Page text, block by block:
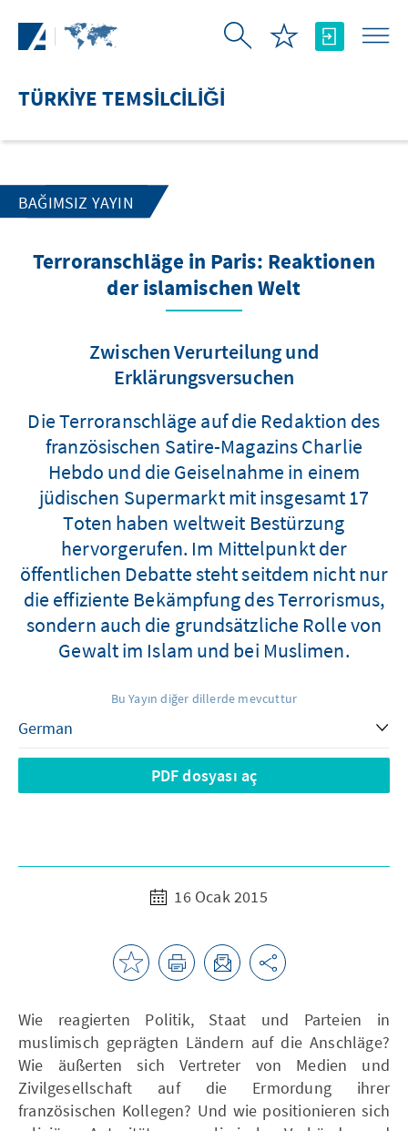
TÜRKIYE TEMSILCILIĞI
BAĞIMSIZ YAYIN
Terroranschläge in Paris: Reaktionen
der islamischen Welt
Zwischen Verurteilung und
Erklärungsversuchen
Die Terroranschläge auf die Redaktion des
französischen Satire-Magazins Charlie
Hebdo und die Geiselnahme in einem
jüdischen Supermarkt mit insgesamt 17
Toten haben weltweit Bestürzung
hervorgerufen. Im Mittelpunkt der
öffentlichen Debatte steht seitdem nicht nur
die effiziente Bekämpfung des Terrorismus,
sondern auch die grundsätzliche Rolle von
Gewalt im Islam und bei Muslimen.
Bu Yayın diğer dillerde mevcuttur
PDF dosyası aç
16 Ocak 2015
Wie reagierten Politik, Staat und Parteien in
muslimisch geprägten Ländern auf die Anschläge?
Wie äußerten sich Vertreter von Medien und
Zivilgesellschaft auf die Ermordung ihrer
französischen Kollegen? Und wie positionieren sich